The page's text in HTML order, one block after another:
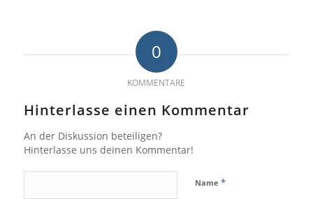
0
KOMMENTARE
Hinterlasse einen Kommentar
An der Diskussion beteiligen?
Hinterlasse uns deinen Kommentar!
Name *